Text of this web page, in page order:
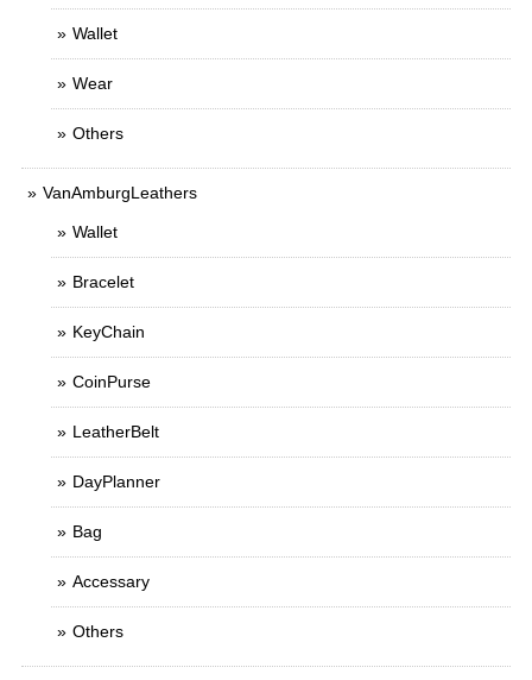
Wallet
Wear
Others
VanAmburgLeathers
Wallet
Bracelet
KeyChain
CoinPurse
LeatherBelt
DayPlanner
Bag
Accessary
Others